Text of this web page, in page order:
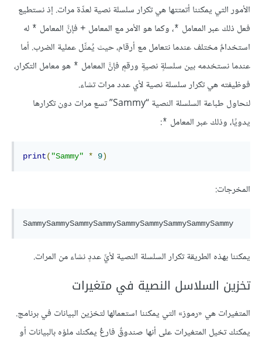
الأمور التي يمكننا أتمتتها هي تكرار سلسلة نصية لعدِّة مرات. إذ نستطيع
فعل ذلك عبر المعامل *، وكما هو الأمر مع المعامل + فإنَّ المعامل * له
استخدامٌ مختلف عندما نتعامل مع أرقام، حيث يُمثِّل عملية الضرب. أما
عندما نستخدمه بين سلسلةٍ نصيةٍ ورقمٍ فإنَّ المعامل * هو معامل التكرار،
فوظيفته هي تكرار سلسلة نصية لأي عدد مرات تشاء.
لنحاول طباعة السلسلة النصية “Sammy” تسع مرات دون تكرارها
يدويًا، وذلك عبر المعامل *
:
print( "Sammy" * 9)
المخرجات:
SammySammySammySammySammySammySammySammySammy
يمكننا بهذه الطريقة تكرار السلسلة النصية لأيِّ عددٍ نشاء من المرات.
تخزين السلاسل النصية في متغيرات
المتغيرات هي «رموز» التي يمكننا استعمالها لتخزين البيانات في برنامج.
يمكنك تخيل المتغيرات على أنها صندوقٌ فارغٌ يمكنك ملؤه بالبيانات أو